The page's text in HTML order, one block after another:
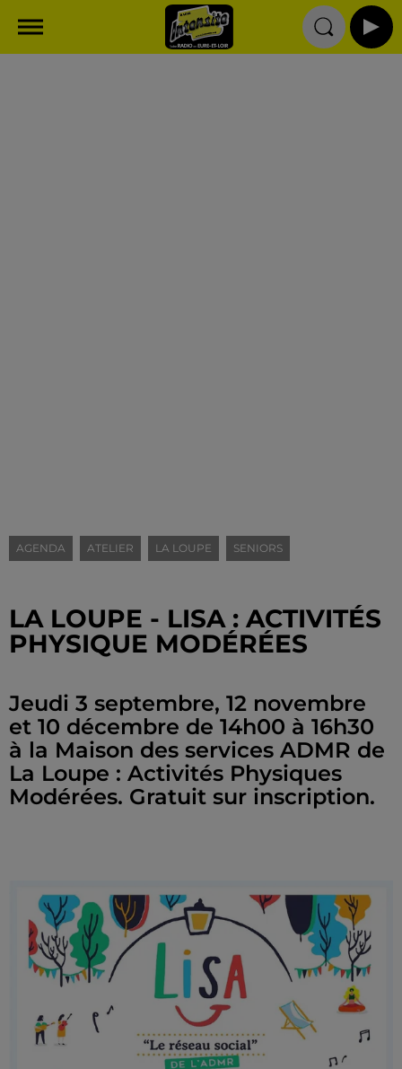
AGENDA ATELIER LA LOUPE SENIORS
LA LOUPE - LISA : ACTIVITÉS
PHYSIQUE MODÉRÉES
Jeudi 3 septembre, 12 novembre
et 10 décembre de 14h00 à 16h30
à la Maison des services ADMR de
La Loupe : Activités Physiques
Modérées. Gratuit sur inscription.